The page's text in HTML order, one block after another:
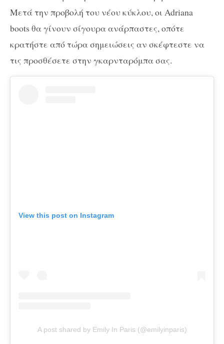
Μετά την προβολή του νέου κύκλου, οι Adriana
boots θα γίνουν σίγουρα ανάρπαστες, οπότε
κρατήστε από τώρα σημειώσεις αν σκέφτεστε να
τις προσθέσετε στην γκαρνταρόμπα σας.
View this post on Instagram
A post shared by Emily In Paris (@emilyinparis)